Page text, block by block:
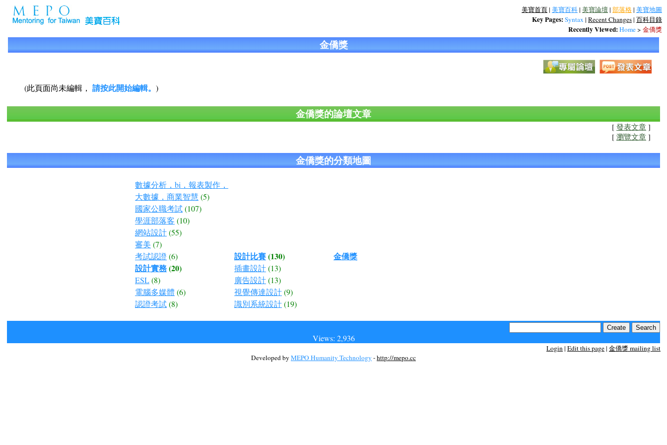
美寶首頁| 美寶百科| 美寶論壇| 部落格| 美寶地圖
Key Pages:Syntax | Recent Changes| 百科目錄
Recently Viewed:Home> 金僑獎
金僑獎
(此頁面尚未編輯， 請按此開始編輯。 )
金僑獎的論壇文章
[ 發表文章 ]
[ 瀏覽文章 ]
金僑獎的分類地圖
數據分析，bi，報表製作，
大數據，商業智慧 (5)
國家公職考試(107)
學涯部落客 (10)
網站設計(55)
審美 (7)
考試認證 (6)
設計實務(20)
ESL(8)
電腦多媒體 (6)
認證考試(8)
設計比賽(130)
插畫設計(13)
廣告設計(13)
視覺傳達設計(9)
識別系統設計(19)
金僑獎
Views: 2,936
Login| Edit this page| 金僑獎 mailing list
Developed by MEPO Humanity Technology -http://mepo.cc